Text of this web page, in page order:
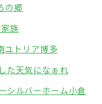
の郷
族
ユトリア博多
た天気になぁれ
シルバーホーム小倉